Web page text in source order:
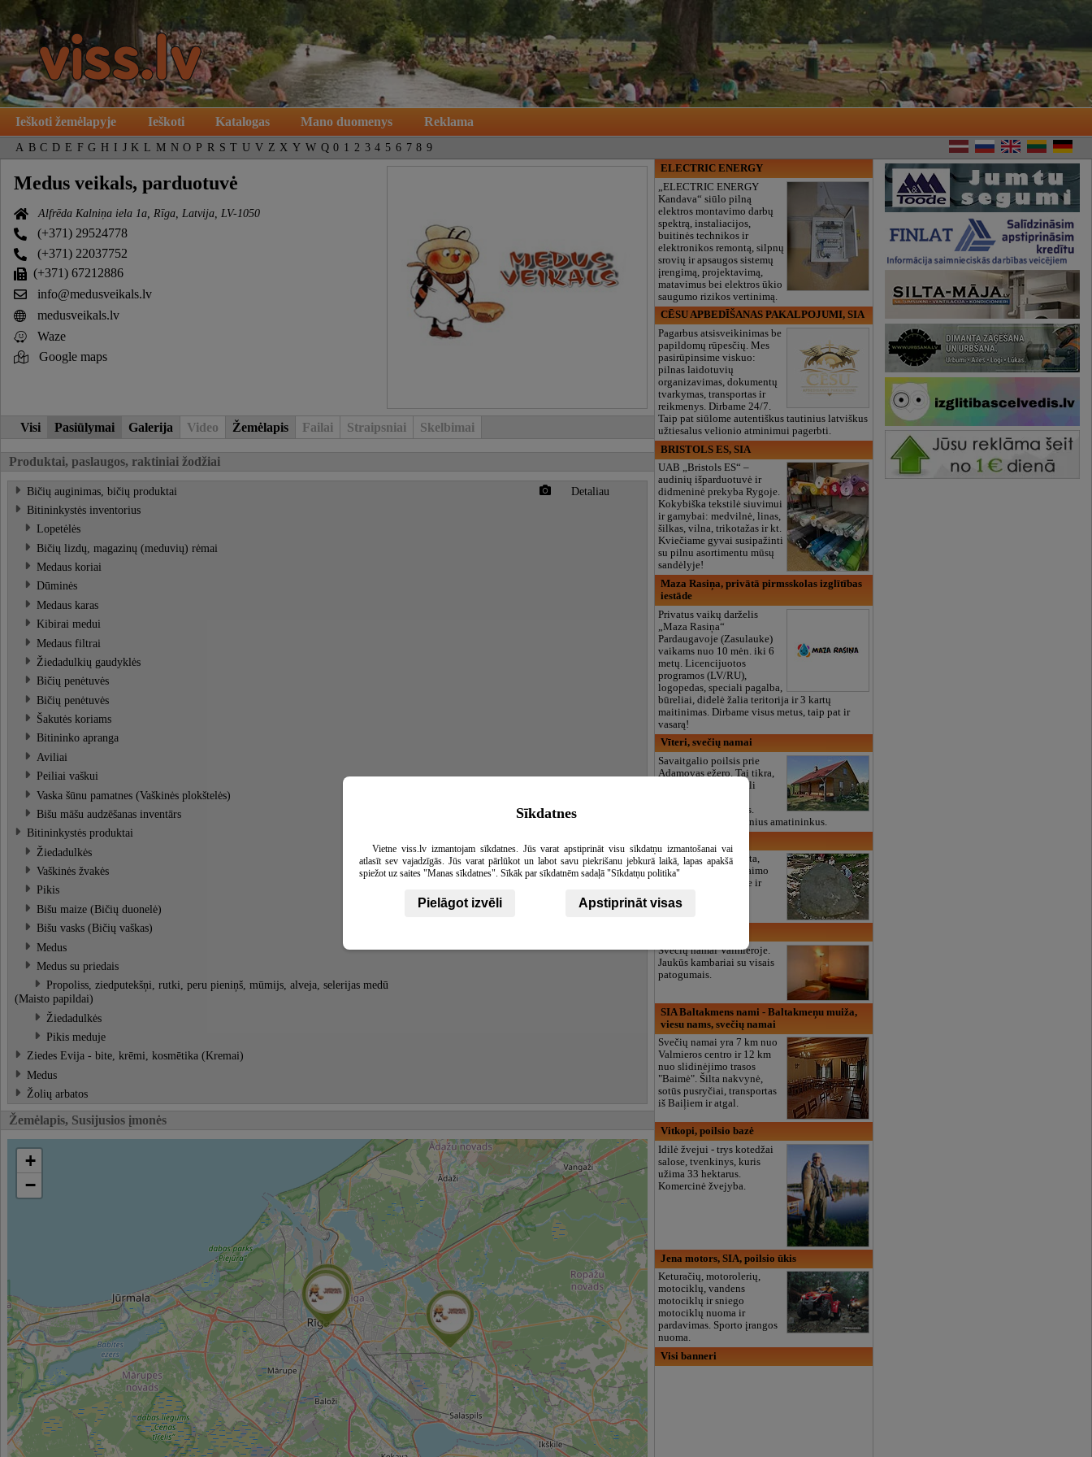
Ieškoti žemėlapyje Ieškoti Katalogas Mano duomenys Reklama
A B C D E F G H I J K L M N O P R S T U V Z X Y W Q 0 1 2 3 4 5 6 7 8 9
Medus veikals, parduotuvė
Alfrēda Kalniņa iela 1a, Rīga, Latvija, LV-1050
(+371) 29524778
(+371) 22037752
(+371) 67212886
info@medusveikals.lv
medusveikals.lv
Waze
Google maps
Visi Pasiūlymai Galerija Video Žemėlapis Failai Straipsniai Skelbimai
Produktai, paslaugos, raktiniai žodžiai
Bičių auginimas, bičių produktai
Detaliau
Bitininkystės inventorius
Lopetėlės
Bičių lizdų, magazinų (meduvių) rėmai
Medaus koriai
Dūminės
Medaus karas
Kibirai medui
Medaus filtrai
Žiedadulkių gaudyklės
Bičių penėtuvės
Bičių penėtuvės
Šakutės koriams
Bitininko apranga
Aviliai
Peiliai vaškui
Vaska šūnu pamatnes (Vaškinės plokštelės)
Bišu māšu audzēšanas inventārs
Bitininkystės produktai
Žiedadulkės
Vaškinės žvakės
Pikis
Bišu maize (Bičių duonelė)
Bišu vasks (Bičių vaškas)
Medus
Medus su priedais
Propoliss, ziedputekšņi, rutki, peru pieniņš, mūmijs, alveja, selerijas medū
(Maisto papildai)
Žiedadulkės
Pikis meduje
Ziedes Evija - bite, krēmi, kosmētika (Kremai)
Medus
Žolių arbatos
Žemėlapis, Susijusios įmonės
+
−
ELECTRIC ENERGY
„ELECTRIC ENERGY
Kandava“ siūlo pilną
elektros montavimo darbų
spektrą, instaliacijos,
buitinės technikos ir
elektronikos remontą, silpnų
srovių ir apsaugos sistemų
įrengimą, projektavimą,
matavimus bei elektros ūkio
saugumo rizikos vertinimą.
CĒSU APBEDĪŠANAS PAKALPOJUMI, SIA
Pagarbus atsisveikinimas be
papildomų rūpesčių. Mes
pasirūpinsime viskuo:
pilnas laidotuvių
organizavimas, dokumentų
tvarkymas, transportas ir
reikmenys. Dirbame 24/7.
Taip pat siūlome autentiškus tautinius latviškus
užtiesalus velionio atminimui pagerbti.
BRISTOLS ES, SIA
UAB „Bristols ES“ –
audinių išparduotuvė ir
didmeninė prekyba Rygoje.
Kokybiška tekstilė siuvimui
ir gamybai: medvilnė, linas,
šilkas, vilna, trikotažas ir kt.
Kviečiame gyvai susipažinti
su pilnu asortimentu mūsų
sandėlyje!
Maza Rasiņa, privātā pirmsskolas izglītības
iestāde
Privatus vaikų darželis
„Maza Rasiņa“
Pardaugavoje (Zasulauke)
vaikams nuo 10 mėn. iki 6
metų. Licencijuotos
programos (LV/RU),
logopedas, speciali pagalba,
būreliai, didelė žalia teritorija ir 3 kartų
maitinimas. Dirbame visus metus, taip pat ir
vasarą!
Vīteri, svečių namai
Savaitgalio poilsis prie
Adamovas ežero. Tai tikra,
kaimiška pirtis. Netoli
Sarkankalns su liftais.
Ekskursijos pas vietinius amatininkus.
Senovinė, šventa vieta,
akmens grindinys, kaimo
energija. Pažinsi save ir
senovę.
Svečių namai Valmieroje.
Jaukūs kambariai su visais
patogumais.
SIA Baltakmens nami - Baltakmeņu muiža,
viesu nams, svečių namai
Svečių namai yra 7 km nuo
Valmieros centro ir 12 km
nuo slidinėjimo trasos
"Baimė". Šilta nakvynė,
sotūs pusryčiai, transportas
iš Baiļiem ir atgal.
Vitkopi, poilsio bazė
Idilė žvejui - trys kotedžai
salose, tvenkinys, kuris
užima 33 hektarus.
Komercinė žvejyba.
Jena motors, SIA, poilsio ūkis
Keturačių, motorolerių,
motociklų, vandens
motociklų ir sniego
motociklų nuoma ir
pardavimas. Sporto įrangos
nuoma.
Visi banneri
Sīkdatnes
Vietne viss.lv izmantojam sīkdatnes. Jūs varat apstiprināt visu sīkdatņu izmantošanai vai
atlasīt sev vajadzīgās. Jūs varat pārlūkot un labot savu piekrišanu jebkurā laikā, lapas apakšā
spiežot uz saites "Manas sīkdatnes". Sīkāk par sīkdatnēm sadaļā "Sīkdatņu politika"
Pielāgot izvēli Apstiprināt visas